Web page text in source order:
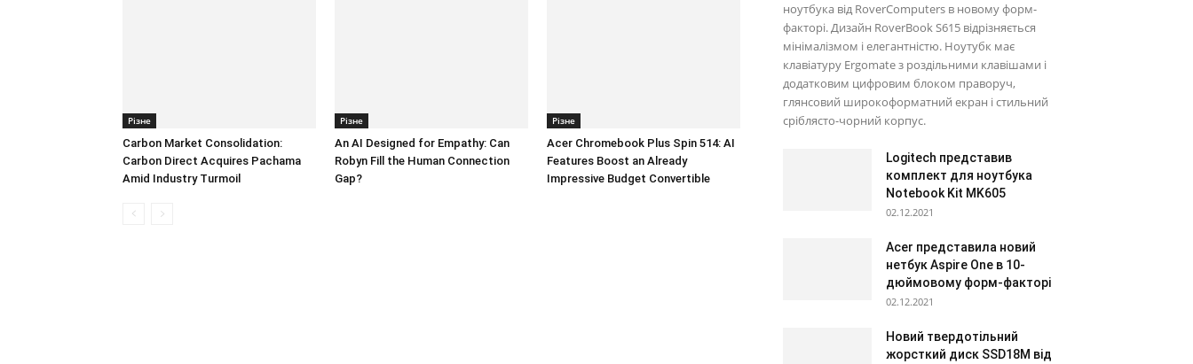
Різне
Carbon Market Consolidation:
Carbon Direct Acquires Pachama
Amid Industry Turmoil
Різне
An AI Designed for Empathy: Can
Robyn Fill the Human Connection
Gap?
Різне
Acer Chromebook Plus Spin 514: AI
Features Boost an Already
Impressive Budget Convertible
ноутбука від RoverComputers в новому форм-
факторі. Дизайн RoverBook S615 відрізняється
мінімалізмом і елегантністю. Ноутубк має
клавіатуру Ergomate з роздільними клавішами і
додатковим цифровим блоком праворуч,
глянсовий широкоформатний екран і стильний
сріблясто-чорний корпус.
Logitech представив
комплект для ноутбука
Notebook Kit MK605
02.12.2021
Acer представила новий
нетбук Aspire One в 10-
дюймовому форм-факторі
02.12.2021
Новий твердотільний
жорсткий диск SSD18M від